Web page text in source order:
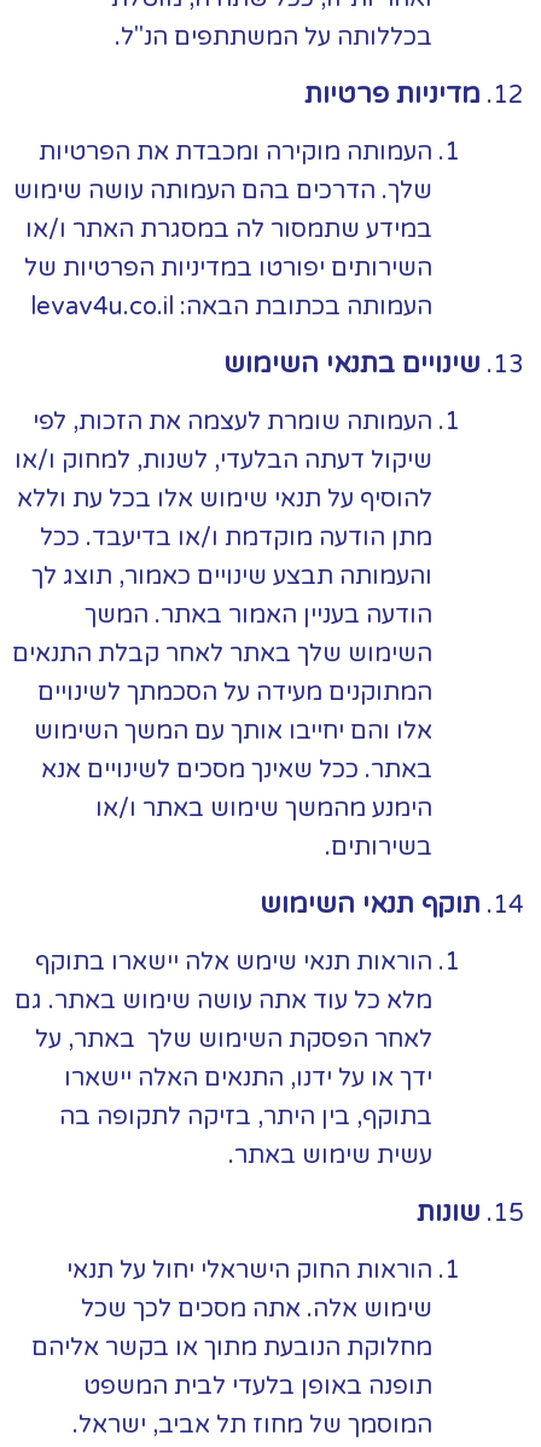
בכללותה על המשתתפים הנ"ל.
מדיניות פרטיות
העמותה מוקירה ומכבדת את הפרטיות
שלך. הדרכים בהם העמותה עושה שימוש
במידע שתמסור לה במסגרת האתר ו/או
השירותים יפורטו במדיניות הפרטיות של
העמותה בכתובת הבאה: levav4u.co.il
שינויים בתנאי השימוש
העמותה שומרת לעצמה את הזכות, לפי
שיקול דעתה הבלעדי, לשנות, למחוק ו/או
להוסיף על תנאי שימוש אלו בכל עת וללא
מתן הודעה מוקדמת ו/או בדיעבד. ככל
והעמותה תבצע שינויים כאמור, תוצג לך
הודעה בעניין האמור באתר. המשך
השימוש שלך באתר לאחר קבלת התנאים
המתוקנים מעידה על הסכמתך לשינויים
אלו והם יחייבו אותך עם המשך השימוש
באתר. ככל שאינך מסכים לשינויים אנא
הימנע מהמשך שימוש באתר ו/או
בשירותים.
תוקף תנאי השימוש
הוראות תנאי שימש אלה יישארו בתוקף
מלא כל עוד אתה עושה שימוש באתר. גם
לאחר הפסקת השימוש שלך באתר, על
ידך או על ידנו, התנאים האלה יישארו
בתוקף, בין היתר, בזיקה לתקופה בה
עשית שימוש באתר.
שונות
הוראות החוק הישראלי יחול על תנאי
שימוש אלה. אתה מסכים לכך שכל
מחלוקת הנובעת מתוך או בקשר אליהם
תופנה באופן בלעדי לבית המשפט
המוסמך של מחוז תל אביב, ישראל.